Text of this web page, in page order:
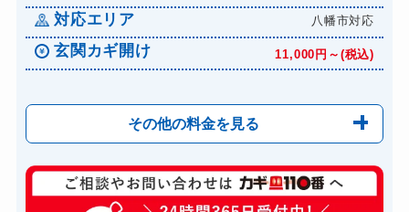
対応エリア 八幡市対応
玄関カギ開け 11,000円～(税込)
その他の料金を見る
玄関カギ修理 6,600円～(税込)